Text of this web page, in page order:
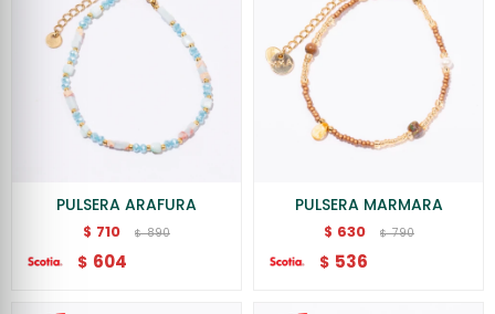
PULSERA ARAFURA
$ 710 $ 890
$ 604
PULSERA MARMARA
$ 630 $ 790
$ 536